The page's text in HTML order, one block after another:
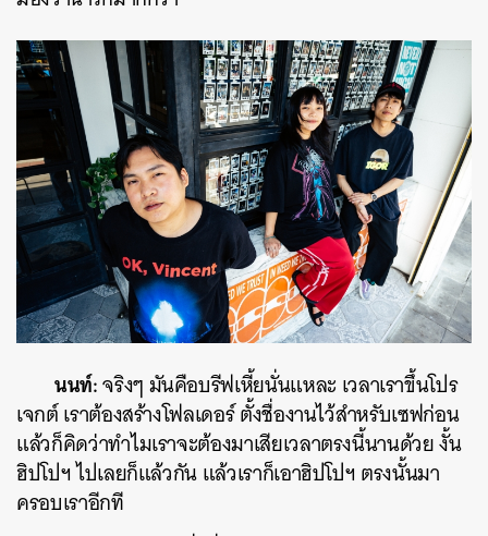
นนท์:จริงๆ มันคือบรีฟเหี้ยนั่นแหละ เวลาเราขึ้นโปร
เจกต์ เราต้องสร้างโฟลเดอร์ ตั้งชื่องานไว้สำหรับเซฟก่อน
แล้วก็คิดว่าทำไมเราจะต้องมาเสียเวลาตรงนี้นานด้วย งั้น
ฮิปโปฯ ไปเลยก็แล้วกัน แล้วเราก็เอาฮิปโปฯ ตรงนั้นมา
ครอบเราอีกที